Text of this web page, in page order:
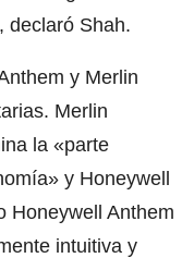
declaró Shah.
y Merlin
Merlin
la «parte
y Honeywell
Honeywell Anthem
intuitiva y